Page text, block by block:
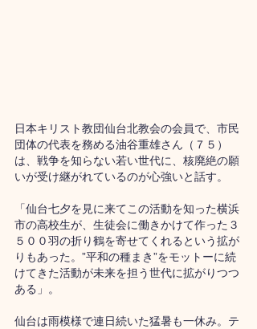
日本キリスト教団仙台北教会の会員で、市民
団体の代表を務める油谷重雄さん（７５）
は、戦争を知らない若い世代に、核廃絶の願
いが受け継がれているのが心強いと話す。
「仙台七夕を見に来てこの活動を知った横浜
市の高校生が、生徒会に働きかけて作った３
５００羽の折り鶴を寄せてくれるという拡が
りもあった。”平和の種まき”をモットーに続
けてきた活動が未来を担う世代に拡がりつつ
ある」。
仙台は雨模様で連日続いた猛暑も一休み。テ